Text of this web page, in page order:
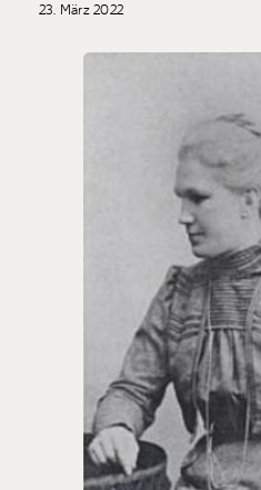
23. März 2022